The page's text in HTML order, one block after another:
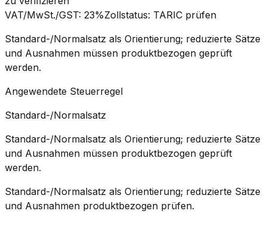
VAT/MwSt./GST: 23%Zollstatus: TARIC prüfen
Standard-/Normalsatz als Orientierung; reduzierte Sätze
und Ausnahmen müssen produktbezogen geprüft
werden.
Angewendete Steuerregel
Standard-/Normalsatz
Standard-/Normalsatz als Orientierung; reduzierte Sätze
und Ausnahmen müssen produktbezogen geprüft
werden.
Standard-/Normalsatz als Orientierung; reduzierte Sätze
und Ausnahmen produktbezogen prüfen.